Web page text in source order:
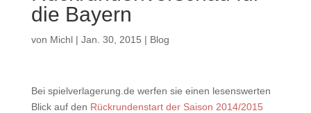
die Bayern
von Michl| Jan. 30, 2015 | Blog
Bei spielverlagerung.de werfen sie einen lesenswerten
Blick auf den Rückrundenstart der Saison 2014/2015